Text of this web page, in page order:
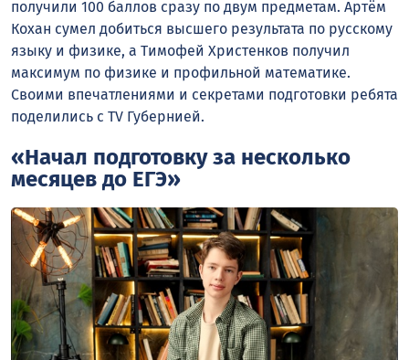
получили 100 баллов сразу по двум предметам. Артём
Кохан сумел добиться высшего результата по русскому
языку и физике, а Тимофей Христенков получил
максимум по физике и профильной математике.
Своими впечатлениями и секретами подготовки ребята
поделились с TV Губернией.
«Начал подготовку за несколько
месяцев до ЕГЭ»